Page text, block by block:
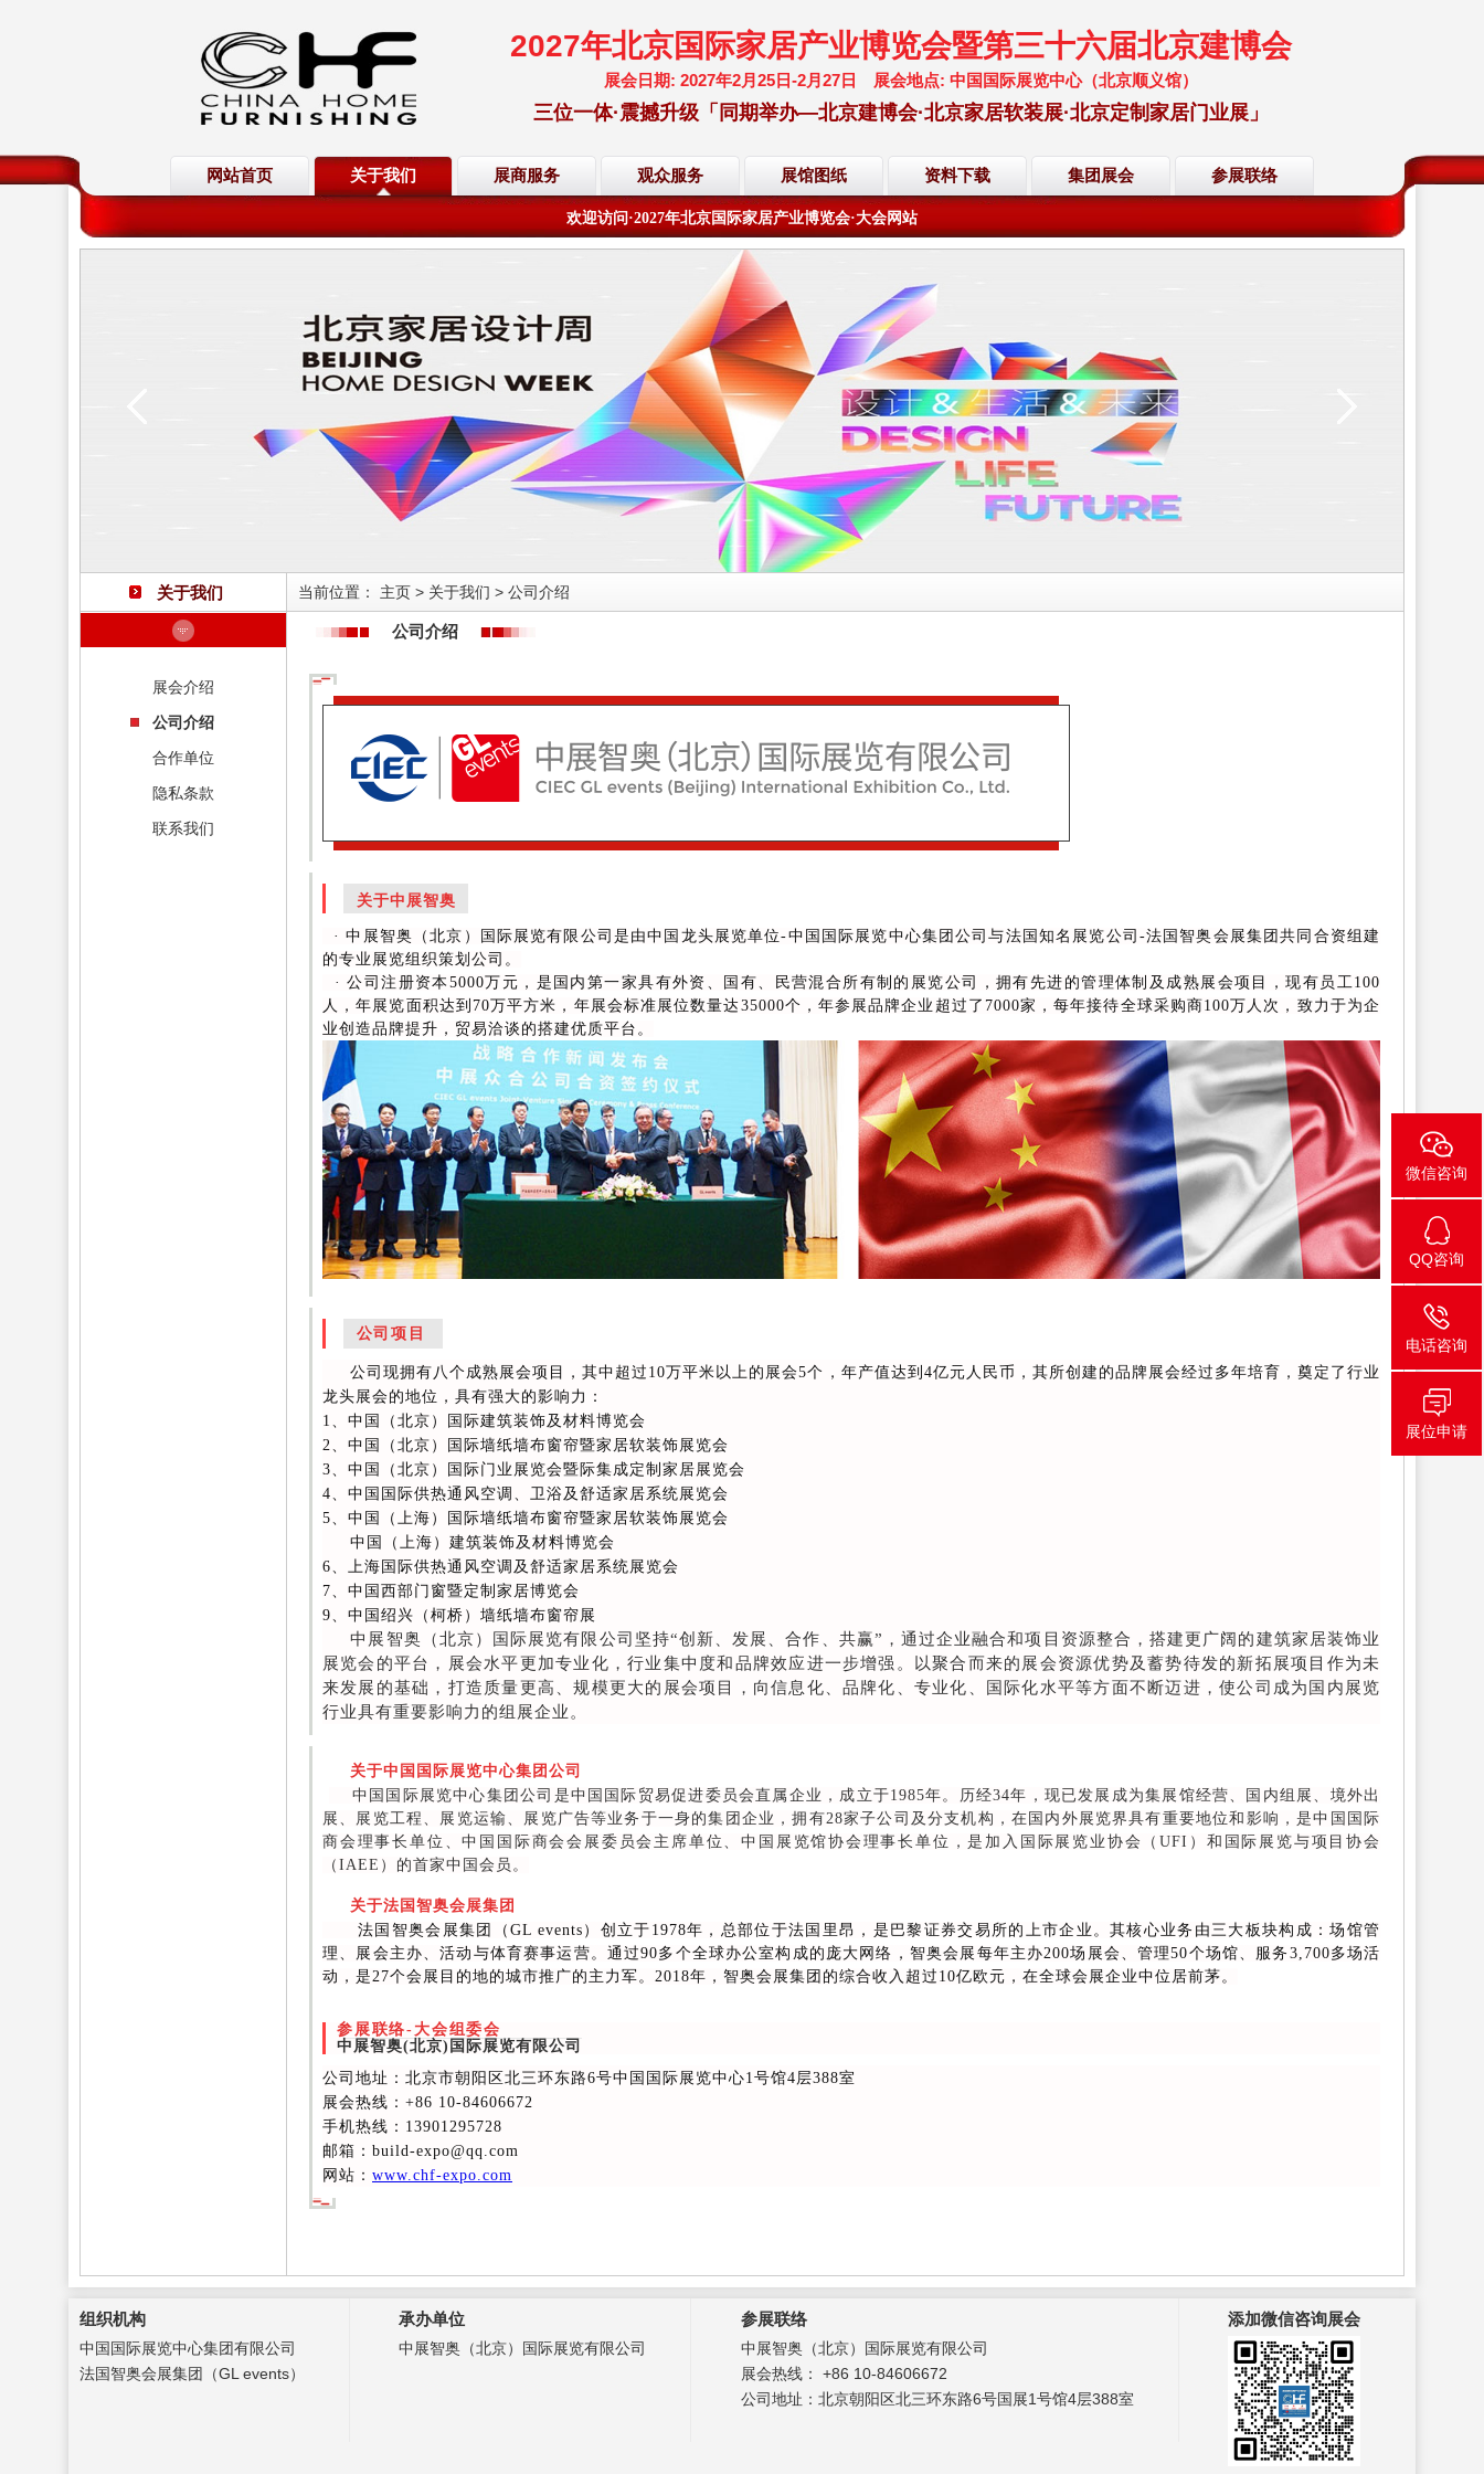
2027年北京国际家居产业博览会暨第三十六届北京建博会
展会日期: 2027年2月25日-2月27日 展会地点: 中国国际展览中心（北京顺义馆）
三位一体·震撼升级「同期举办—北京建博会·北京家居软装展·北京定制家居门业展」
网站首页 关于我们 展商服务 观众服务 展馆图纸 资料下载 集团展会 参展联络
倒计时·距离展会开幕还有 天17小时07
欢迎访问·2027年北京国际家居产业博览会·大会网站
倒计时·距离展会开幕还有
关于我们
展会介绍
公司介绍
合作单位
隐私条款
联系我们
当前位置： 主页 > 关于我们 > 公司介绍
公司介绍
关于中展智奥
· 中展智奥（北京）国际展览有限公司是由中国龙头展览单位-中国国际展览中心集团公司与法国知名展览公司-法国智奥会展集团共同合资组建
的专业展览组织策划公司。
· 公司注册资本5000万元，是国内第一家具有外资、国有、民营混合所有制的展览公司，拥有先进的管理体制及成熟展会项目，现有员工100
人，年展览面积达到70万平方米，年展会标准展位数量达35000个，年参展品牌企业超过了7000家，每年接待全球采购商100万人次，致力于为企
业创造品牌提升，贸易洽谈的搭建优质平台。
公司项目
公司现拥有八个成熟展会项目，其中超过10万平米以上的展会5个，年产值达到4亿元人民币，其所创建的品牌展会经过多年培育，奠定了行业
龙头展会的地位，具有强大的影响力：
1、中国（北京）国际建筑装饰及材料博览会
2、中国（北京）国际墙纸墙布窗帘暨家居软装饰展览会
3、中国（北京）国际门业展览会暨际集成定制家居展览会
4、中国国际供热通风空调、卫浴及舒适家居系统展览会
5、中国（上海）国际墙纸墙布窗帘暨家居软装饰展览会
中国（上海）建筑装饰及材料博览会
6、上海国际供热通风空调及舒适家居系统展览会
7、中国西部门窗暨定制家居博览会
9、中国绍兴（柯桥）墙纸墙布窗帘展
中展智奥（北京）国际展览有限公司坚持“创新、发展、合作、共赢”，通过企业融合和项目资源整合，搭建更广阔的建筑家居装饰业
展览会的平台，展会水平更加专业化，行业集中度和品牌效应进一步增强。以聚合而来的展会资源优势及蓄势待发的新拓展项目作为未
来发展的基础，打造质量更高、规模更大的展会项目，向信息化、品牌化、专业化、国际化水平等方面不断迈进，使公司成为国内展览
行业具有重要影响力的组展企业。
关于中国国际展览中心集团公司
中国国际展览中心集团公司是中国国际贸易促进委员会直属企业，成立于1985年。历经34年，现已发展成为集展馆经营、国内组展、境外出
展、展览工程、展览运输、展览广告等业务于一身的集团企业，拥有28家子公司及分支机构，在国内外展览界具有重要地位和影响，是中国国际
商会理事长单位、中国国际商会会展委员会主席单位、中国展览馆协会理事长单位，是加入国际展览业协会（UFI）和国际展览与项目协会
（IAEE）的首家中国会员。
关于法国智奥会展集团
法国智奥会展集团（GL events）创立于1978年，总部位于法国里昂，是巴黎证券交易所的上市企业。其核心业务由三大板块构成：场馆管
理、展会主办、活动与体育赛事运营。通过90多个全球办公室构成的庞大网络，智奥会展每年主办200场展会、管理50个场馆、服务3,700多场活
动，是27个会展目的地的城市推广的主力军。2018年，智奥会展集团的综合收入超过10亿欧元，在全球会展企业中位居前茅。
参展联络-大会组委会
中展智奥(北京)国际展览有限公司
公司地址：北京市朝阳区北三环东路6号中国国际展览中心1号馆4层388室
展会热线 ：+86 10-84606672
手机热线：13901295728
邮箱：build-expo@qq.com
网站： www.chf-expo.com
组织机构
中国国际展览中心集团有限公司
法国智奥会展集团（GL events）
承办单位
中展智奥（北京）国际展览有限公司
参展联络
中展智奥（北京）国际展览有限公司
展会热线： +86 10-84606672
公司地址：北京朝阳区北三环东路6号国展1号馆4层388室
添加微信咨询展会
微信咨询
QQ咨询
电话咨询
展位申请